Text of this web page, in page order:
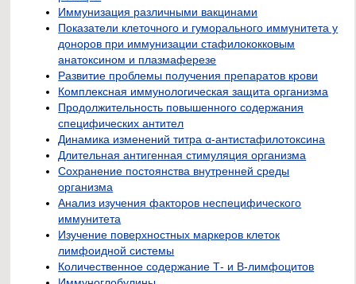
Иммунизация различными вакцинами
Показатели клеточного и гуморального иммунитета у
доноров при иммунизации стафилококковым
анатоксином и плазмаферезе
Развитие проблемы получения препаратов крови
Комплексная иммунологическая защита организма
Продолжительность повышенного содержания
специфических антител
Динамика изменений титра α-антистафилотоксина
Длительная антигенная стимуляция организма
Сохранение постоянства внутренней среды
организма
Анализ изучения факторов неспецифического
иммунитета
Изучение поверхностных маркеров клеток
лимфоидной системы
Количественное содержание Т- и В-лимфоцитов